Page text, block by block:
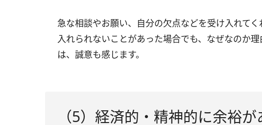
急な相談やお願い、自分の欠点などを受け入れて
入れられないことがあった場合でも、なぜなのか
は、誠意も感じます。
（5）経済的・精神的に余裕が